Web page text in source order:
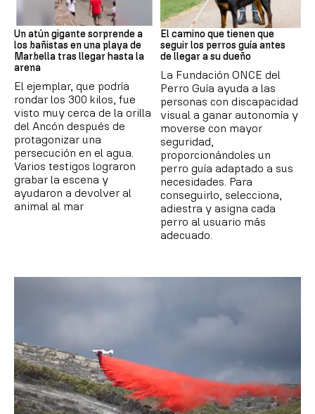
Andalucía
Un atún gigante sorprende a
los bañistas en una playa de
Marbella tras llegar hasta la
arena
El ejemplar, que podría
rondar los 300 kilos, fue
visto muy cerca de la orilla
del Ancón después de
protagonizar una
persecución en el agua.
Varios testigos lograron
grabar la escena y
ayudaron a devolver al
animal al mar
Adiestramiento
El camino que tienen que
seguir los perros guía antes
de llegar a su dueño
La Fundación ONCE del
Perro Guía ayuda a las
personas con discapacidad
visual a ganar autonomía y
moverse con mayor
seguridad,
proporcionándoles un
perro guía adaptado a sus
necesidades. Para
conseguirlo, selecciona,
adiestra y asigna cada
perro al usuario más
adecuado.